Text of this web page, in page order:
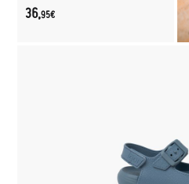
36,95€